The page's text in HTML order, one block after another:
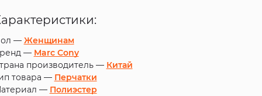
— Женщинам
— Marc Cony
производитель — Китай
товара — Перчатки
— Полиэстер